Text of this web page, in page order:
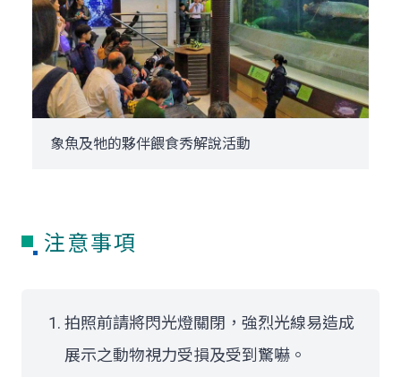
象魚及牠的夥伴餵食秀解說活動
注意事項
拍照前請將閃光燈關閉，強烈光線易造成
展示之動物視力受損及受到驚嚇。